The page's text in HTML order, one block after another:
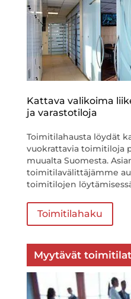
Kattava valikoima
ja varastotiloja
Toimitilahausta löydät
vuokrattavia toimitiloja
muualta Suomesta.
toimitilavälittäjämme
toimitilojen
Toimitilahaku
Myytävät toimitilat